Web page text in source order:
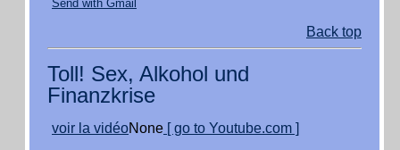
Send with Gmail
Back top
Toll! Sex, Alkohol und
Finanzkrise
voir la vidéoNone [ go to Youtube.com ]